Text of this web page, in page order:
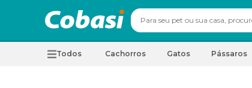
Todos Cachorros Gatos Pássaros